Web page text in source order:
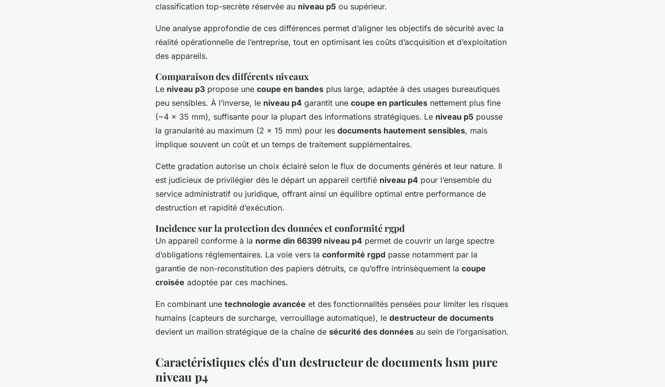
classification top-secrète réservée au niveau p5 ou supérieur.
Une analyse approfondie de ces différences permet d’aligner les objectifs de sécurité avec la
réalité opérationnelle de l’entreprise, tout en optimisant les coûts d’acquisition et d’exploitation
des appareils.
Comparaison des différents niveaux
Le niveau p3 propose une coupe en bandes plus large, adaptée à des usages bureautiques
peu sensibles. À l’inverse, le niveau p4 garantit une coupe en particules nettement plus fine
(~4 x 35 mm), suffisante pour la plupart des informations stratégiques. Le niveau p5 pousse
la granularité au maximum (2 x 15 mm) pour les documents hautement sensibles, mais
implique souvent un coût et un temps de traitement supplémentaires.
Cette gradation autorise un choix éclairé selon le flux de documents générés et leur nature. Il
est judicieux de privilégier dès le départ un appareil certifié niveau p4 pour l’ensemble du
service administratif ou juridique, offrant ainsi un équilibre optimal entre performance de
destruction et rapidité d’exécution.
Incidence sur la protection des données et conformité rgpd
Un appareil conforme à la norme din 66399 niveau p4 permet de couvrir un large spectre
d’obligations réglementaires. La voie vers la conformité rgpd passe notamment par la
garantie de non-reconstitution des papiers détruits, ce qu’offre intrinsèquement la coupe
croisée adoptée par ces machines.
En combinant une technologie avancée et des fonctionnalités pensées pour limiter les risques
humains (capteurs de surcharge, verrouillage automatique), le destructeur de documents
devient un maillon stratégique de la chaîne de sécurité des données au sein de l’organisation.
Caractéristiques clés d'un destructeur de documents hsm pure
niveau p4